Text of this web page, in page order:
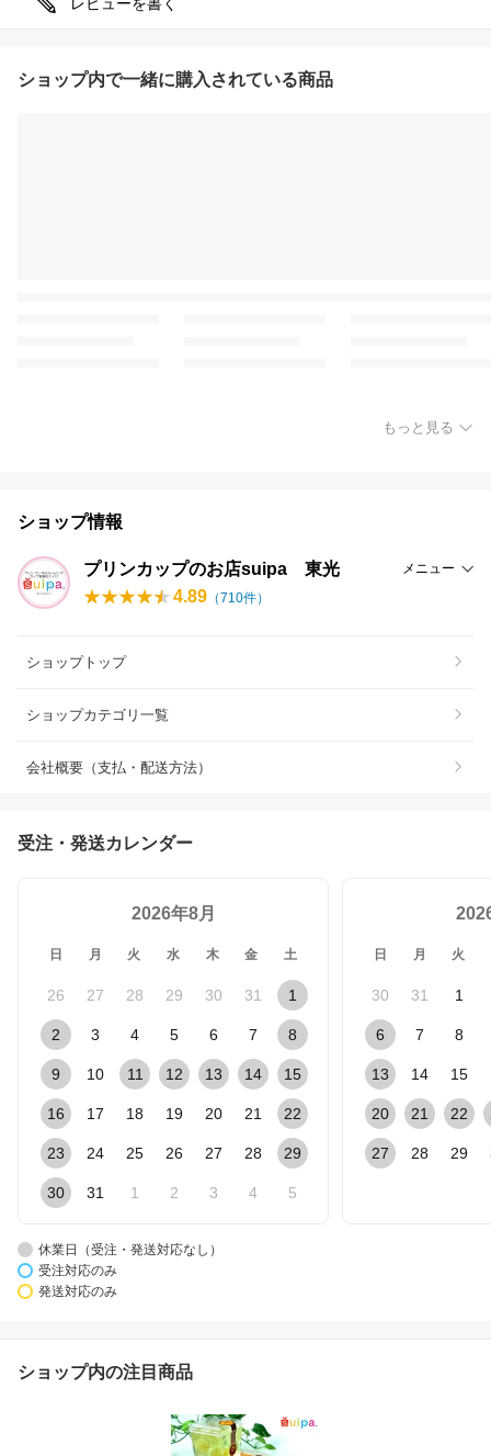
ショップ内で一緒に購入されている商品
もっと見る
ショップ情報
プリンカップのお店suipa 東光 メニュー
4.89 （710件）
ショップトップ
ショップカテゴリ一覧
会社概要（支払・配送方法）
受注・発送カレンダー
2026年8月
日 月 火 水 木 金 土
26 27 28 29 30 31 1
2 3 4 5 6 7 8
9 10 11 12 13 14 15
16 17 18 19 20 21 22
23 24 25 26 27 28 29
30 31 1 2 3 4 5
日 月 火
30 31 1
6 7 8
13 14 15
20 21 22
27 28 29
休業日（受注・発送対応なし）
受注対応のみ
発送対応のみ
ショップ内の注目商品